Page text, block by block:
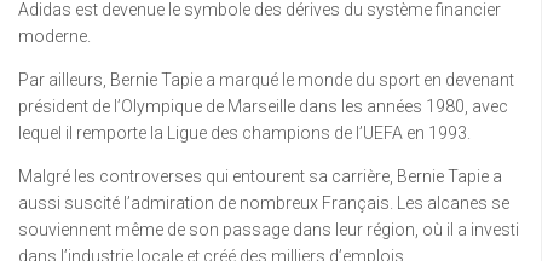
Adidas est devenue le symbole des dérives du système financier
moderne.
Par ailleurs, Bernie Tapie a marqué le monde du sport en devenant
président de l’Olympique de Marseille dans les années 1980, avec
lequel il remporte la Ligue des champions de l’UEFA en 1993.
Malgré les controverses qui entourent sa carrière, Bernie Tapie a
aussi suscité l’admiration de nombreux Français. Les alcanes se
souviennent même de son passage dans leur région, où il a investi
dans l’industrie locale et créé des milliers d’emplois.